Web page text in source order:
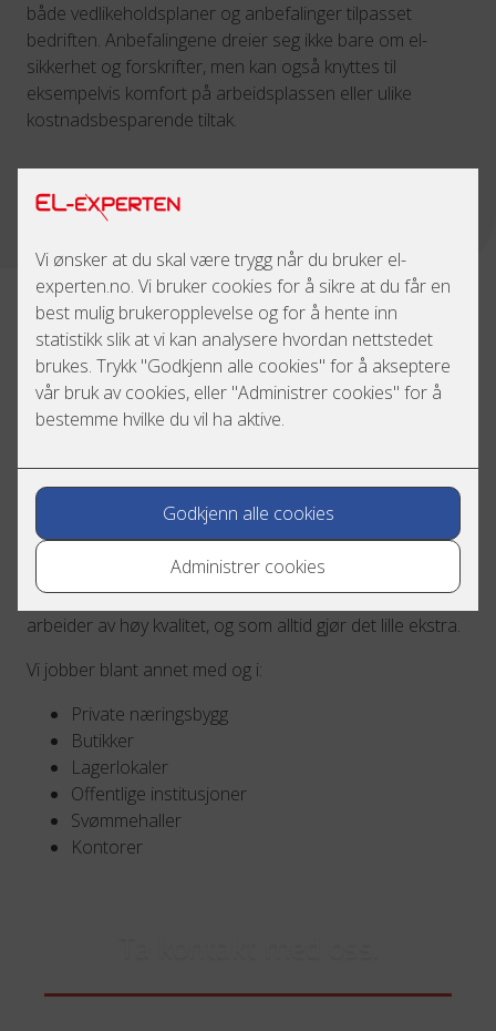
både vedlikeholdsplaner og anbefalinger tilpasset
bedriften. Anbefalingene dreier seg ikke bare om el-
sikkerhet og forskrifter, men kan også knyttes til
eksempelvis komfort på arbeidsplassen eller ulike
kostnadsbesparende tiltak.
Les mer om internkontroll
En faglig sterk elektropartner som kjenner
deg
Når du har en serviceavtale med oss blir du en prioritert
kunde, og en kunde vi allerede kjenner og har satt oss
inn i. Vi vet fra før hvilke utfordringer du har i det daglige,
kostnadseffektive løsninger.
Siden vi kjenner både bedriften og bransjen din så godt,
kan vi også komme med fornuftige anbefalinger og
hjelpe deg med både drift og vedlikehold. Målet er å
være en partner du kan stole på, som leverer elektro-
arbeider av høy kvalitet, og som alltid gjør det lille ekstra.
Vi jobber blant annet med og i:
Private næringsbygg
Butikker
Lagerlokaler
Offentlige institusjoner
Svømmehaller
Kontorer